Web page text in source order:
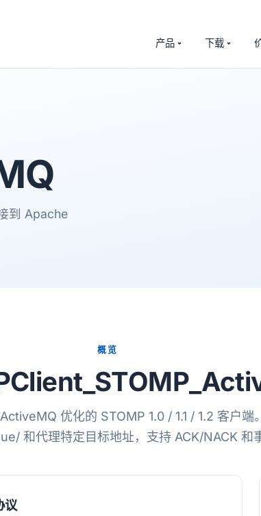
产品 下载
到 Apache
概览
优化的 STOMP 1.0 / 1.1 / 1.2 客户端
和代理特定目标地址，支持 ACK/NACK 和
议